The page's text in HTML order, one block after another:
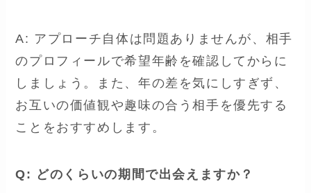
A: アプローチ自体は問題ありませんが、相手
のプロフィールで希望年齢を確認してからに
しましょう。また、年の差を気にしすぎず、
お互いの価値観や趣味の合う相手を優先する
ことをおすすめします。
Q: どのくらいの期間で出会えますか？